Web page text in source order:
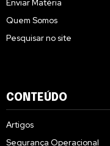
Enviar Matéria
Quem Somos
Pesquisar no site
CONTEÚDO
Artigos
Segurança Operacional